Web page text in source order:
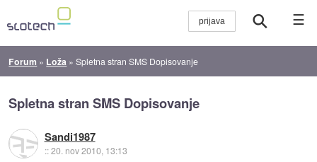
☰
Forum » Loža »Spletna stran SMS Dopisovanje
Spletna stran SMS Dopisovanje
Sandi1987
::20. nov 2010, 13:13